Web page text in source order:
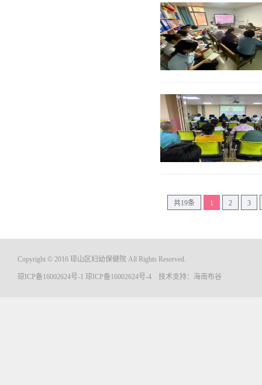
共19条 1 2 3
Copyright © 2016 琼山区妇幼保健院 All Rights Reserved.
琼ICP备16002624号-1 琼ICP备16002624号-4 技术支持： 海南布谷